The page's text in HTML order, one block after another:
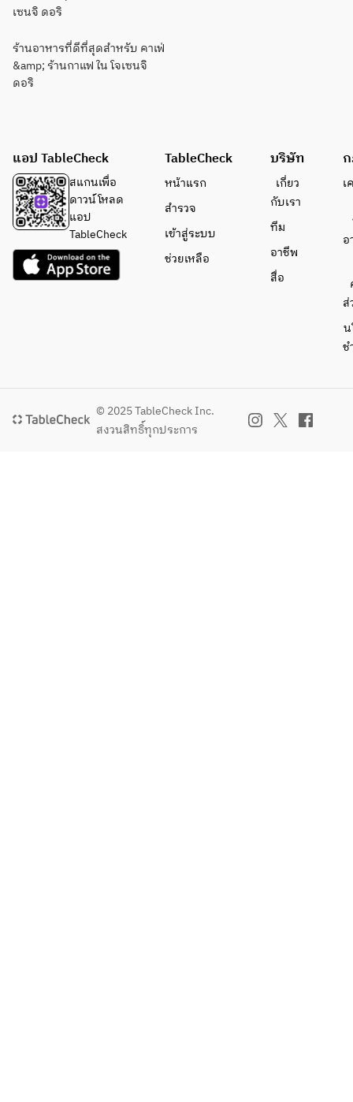
เซนจิ ดอริ
ร้านอาหารที่ดีที่สุดสำหรับ คาเฟ่
&amp; ร้านกาแฟ ใน โจเซนจิ
ดอริ
แอป TableCheck
สแกนเพื่อ
ดาวน์โหลด
แอป
TableCheck
TableCheck
หน้าแรก
สำรวจ
เข้าสู่ระบบ
ช่วยเหลือ
บริษัท
เกี่ยว
กับเรา
ทีม
อาชีพ
สื่อ
เ
อ
ส่
น
ช
© 2025 TableCheck Inc.
สงวนสิทธิ์ทุกประการ